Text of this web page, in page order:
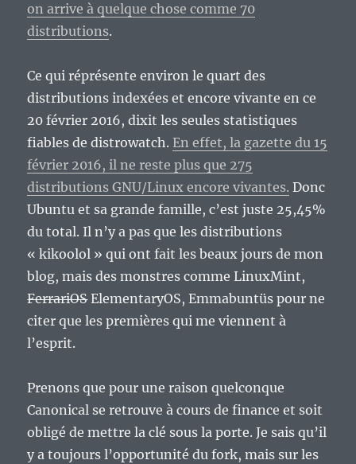
on arrive à quelque chose comme 70
distributions.
Ce qui réprésente environ le quart des
distributions indexées et encore vivante en ce
20 février 2016, dixit les seules statistiques
fiables de distrowatch.En effet, la gazette du 15
février 2016, il ne reste plus que 275
distributions GNU/Linux encore vivantes. Donc
Ubuntu et sa grande famille, c’est juste 25,45%
du total. Il n’y a pas que les distributions
« kikoolol » qui ont fait les beaux jours de mon
blog, mais des monstres comme LinuxMint,
FerrariOSElementaryOS, Emmabuntüs pour ne
citer que les premières qui me viennent à
l’esprit.
Prenons que pour une raison quelconque
Canonical se retrouve à cours de finance et soit
obligé de mettre la clé sous la porte. Je sais qu’il
y a toujours l’opportunité du fork, mais sur les